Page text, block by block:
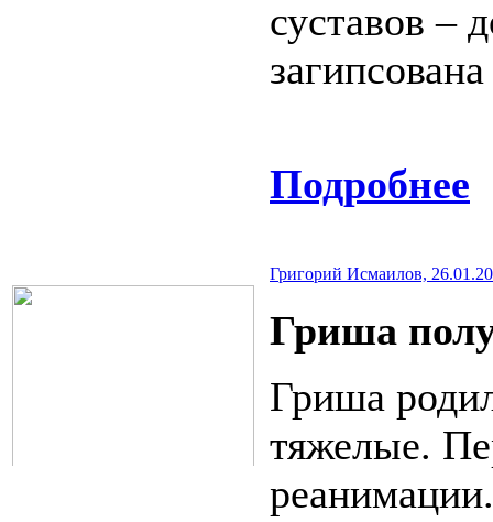
суставов –
Подробнее
Григорий Исмаилов,
Гриша
Гриша
тяжелые.